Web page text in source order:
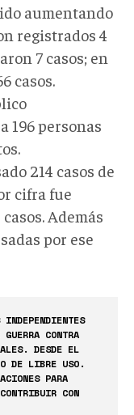
aumentando
registrados 4
7 casos; en
casos.
196 personas
214 casos de
cifra fue
Además
por ese
INDEPENDIENTES
CONTRA
DESDE EL
DE LIBRE USO.
PARA
CON